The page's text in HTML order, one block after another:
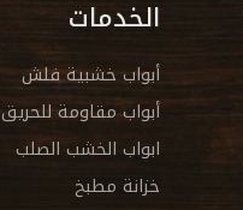
الخدمات
أبواب خشبية فلش
أبواب مقاومة للحريق
ابواب الخشب الصلب
خزانة مطبخ